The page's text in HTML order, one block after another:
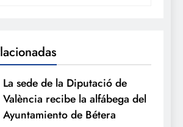
La sede de la Diputació de
València recibe la alfábega del
Ayuntamiento de Bétera